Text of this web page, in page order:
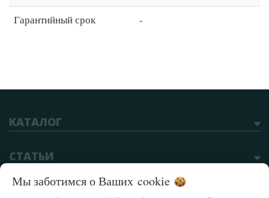
Гарантийный срок
-
КАТАЛОГ
СТАТЬИ
Мы заботимся о Ваших cookie